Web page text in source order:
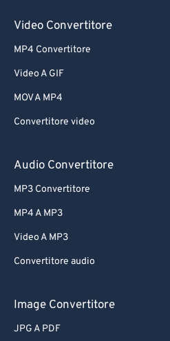
Video Convertitore
MP4 Convertitore
Video A GIF
MOV A MP4
Convertitore video
Audio Convertitore
MP3 Convertitore
MP4 A MP3
Video A MP3
Convertitore audio
Image Convertitore
JPG A PDF